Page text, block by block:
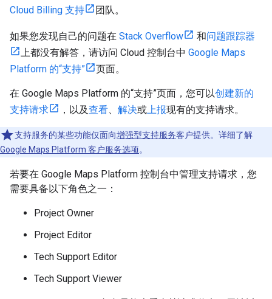
Cloud Billing 支持
团队。
如果您发现自己的问题在 Stack Overflow 和问题跟踪器
上都没有解答，请访问 Cloud 控制台中 Google Maps
Platform 的“支持”
页面。
在 Google Maps Platform 的“支持”页面，您可以创建新的
支持请求
，以及查看 解决或 上报现有的支持请求。
支持服务的某些功能仅面向增强型支持服务客户提供。详细了解
Google Maps Platform 客户服务选项。
若要在 Google Maps Platform 控制台中管理支持请求，您
需要具备以下角色之一：
Project Owner
Project Editor
Tech Support Editor
Tech Support Viewer